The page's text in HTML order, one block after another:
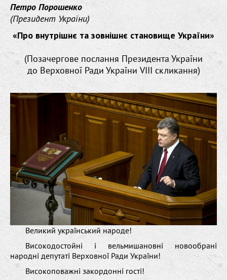
Петро Порошенко
(Президент України)
«Про внутрішнє та зовнішнє становище України»
(Позачергове послання Президента України
до Верховної Ради України VIII скликання)
Великий український народе!
Високодостойні і вельмишановні новообрані
народні депутаті Верховної Ради України!
Високоповажні закордонні гості!